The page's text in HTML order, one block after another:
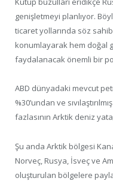
genişletmeyi planlıyor.
ticaret yollarında söz
konumlayarak hem doğal
faydalanacak önemli bir
ABD dünyadaki mevcut
%30’undan ve
fazlasının Arktik deniz
Şu anda Arktik bölgesi
Norveç, Rusya, İsveç ve
oluşturulan bölgelere